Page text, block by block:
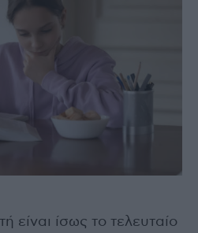
είναι ίσως το τελευταίο